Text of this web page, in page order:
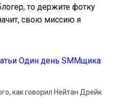
то держите фотку
свою миссию я
как говорил Нейтан Дрейк